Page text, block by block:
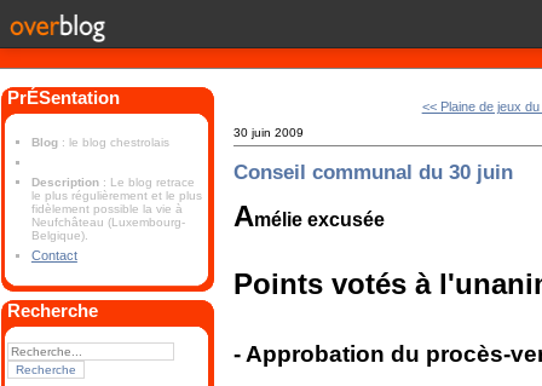
PrÉSentation
Blog : le blog chestrolais
Description : Le blog retrace
le plus régulièrement et le plus
fidèlement possible la vie à
Neufchâteau (Luxembourg-
Belgique).
Contact
Recherche
<< Plaine de jeux
30 juin 2009
Conseil communal du 30 juin
Amélie excusée
Points votés à
- Approbation du procès-